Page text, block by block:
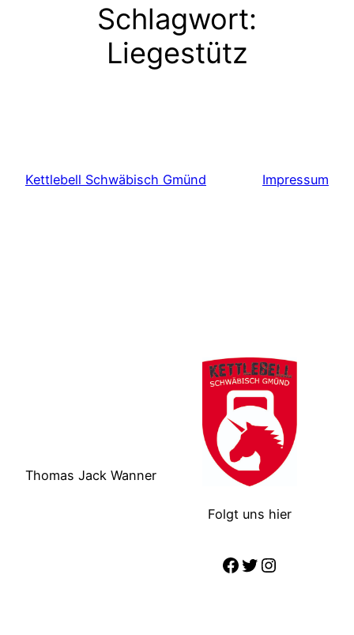
Schlagwort:
Liegestütz
Kettlebell Schwäbisch Gmünd Impressum
Thomas Jack Wanner
Folgt uns hier
https://
https://
Instagram